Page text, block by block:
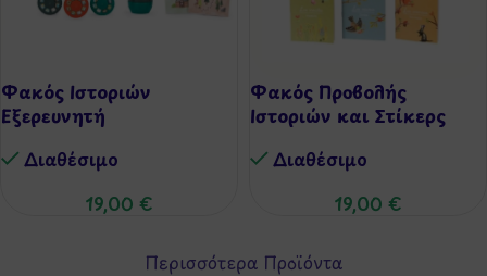
Φακός Ιστοριών
Εξερευνητή
Διαθέσιμo
19,00 €
Φακός Προβολής
Ιστοριών και Στίκερς
Διαθέσιμo
19,00 €
Περισσότερα Προϊόντα